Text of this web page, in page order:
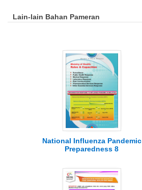
Lain-lain Bahan Pameran
National Influenza Pandemic
Preparedness 8